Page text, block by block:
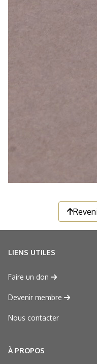
LIENS UTILES
Faire un don
Devenir membre
Nous contacter
À PROPOS